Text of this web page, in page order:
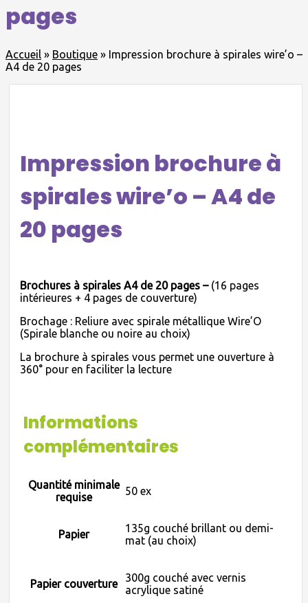
pages
Accueil » Boutique » Impression brochure à spirales wire’o –
A4 de 20 pages
Impression brochure à
spirales wire’o – A4 de
20 pages
Brochures à spirales A4 de 20 pages – (16 pages
intérieures + 4 pages de couverture)
Brochage : Reliure avec spirale métallique Wire’O
(Spirale blanche ou noire au choix)
La brochure à spirales vous permet une ouverture à
360° pour en faciliter la lecture
Informations
complémentaires
Quantité minimale
requise
50 ex
Papier
135g couché brillant ou demi-
mat (au choix)
Papier couverture
300g couché avec vernis
acrylique satiné